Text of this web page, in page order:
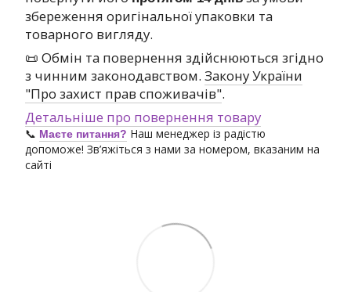
збереження оригінальної упаковки та
товарного вигляду.
📜 Обмін та повернення здійснюються згідно
з чинним законодавством. Закону України
"Про захист прав споживачів".
Детальніше про повернення товару
📞 Маєте питання? Наш менеджер із радістю
допоможе! Зв’яжіться з нами за номером, вказаним на
сайті